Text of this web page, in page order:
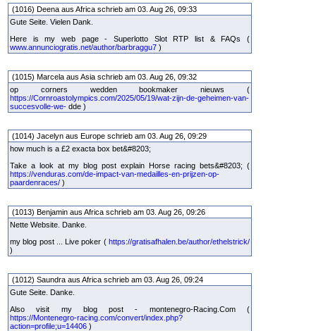
(1016) Deena aus Africa schrieb am 03. Aug 26, 09:33
Gute Seite. Vielen Dank.
Here is my web page - Superlotto Slot RTP list & FAQs (
www.annunciogratis.net/author/barbraggu7 )
(1015) Marcela aus Asia schrieb am 03. Aug 26, 09:32
op corners wedden bookmaker nieuws (
https://Cornroastolympics.com/2025/05/19/wat-zijn-de-geheimen-van-
succesvolle-we- dde )
(1014) Jacelyn aus Europe schrieb am 03. Aug 26, 09:29
how much is a £2 exacta box bet&#8203;
Take a look at my blog post explain Horse racing bets&#8203; (
https://venduras.com/de-impact-van-medailles-en-prijzen-op-
paardenraces/ )
(1013) Benjamin aus Africa schrieb am 03. Aug 26, 09:26
Nette Website. Danke.
my blog post ... Live poker ( https://gratisafhalen.be/author/ethelstrick/
)
(1012) Saundra aus Africa schrieb am 03. Aug 26, 09:24
Gute Seite. Danke.
Also visit my blog post - montenegro-Racing.Com (
https://Montenegro-racing.com/convert/index.php?
action=profile;u=14406 )